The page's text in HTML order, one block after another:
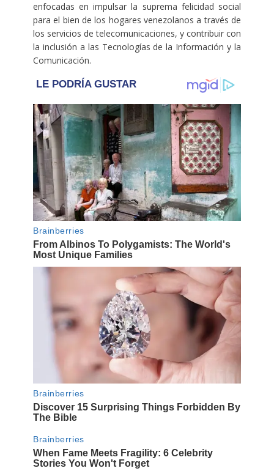
enfocadas en impulsar la suprema felicidad social
para el bien de los hogares venezolanos a través de
los servicios de telecomunicaciones, y contribuir con
la inclusión a las Tecnologías de la Información y la
Comunicación.